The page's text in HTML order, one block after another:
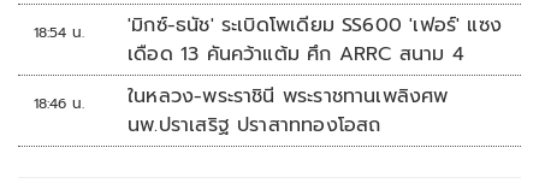
18:54 น.
'มิกซ์-ธนัช' ระเบิดโพเดียม SS600 'เฟอร์' แซง
เดือด 13 คันคว้าแต้ม ศึก ARRC สนาม 4
18:46 น.
ในหลวง-พระราชินี พระราชทานเพลิงศพ
นพ.ปราเสริฐ ปราสาททองโอสถ